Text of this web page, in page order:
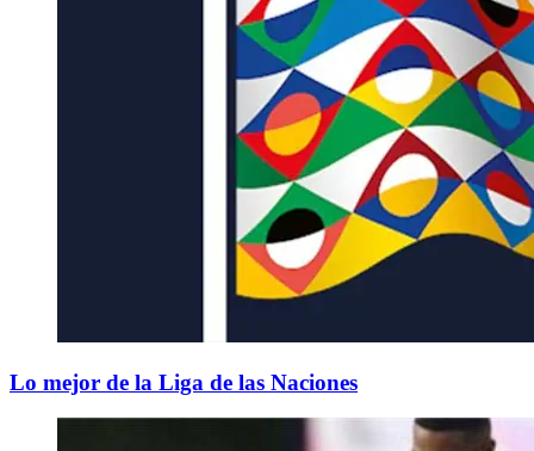
Lo mejor de la Liga de las Naciones